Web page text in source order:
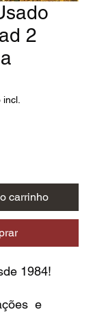
2
carrinho
1984!
e